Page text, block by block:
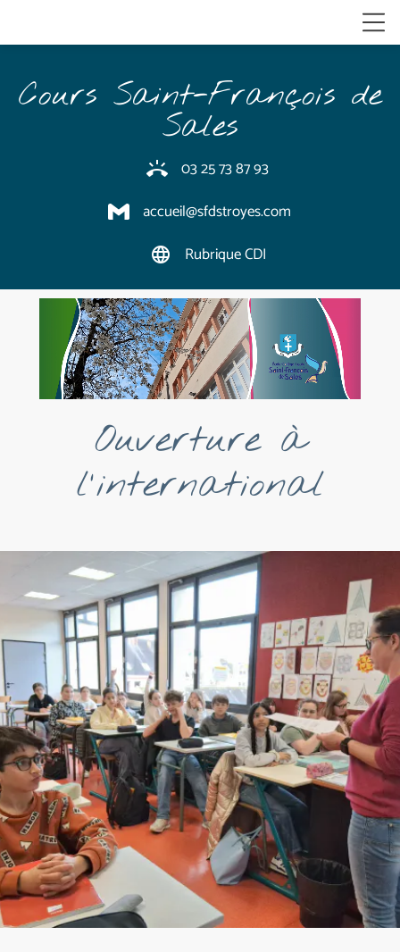
Cours Saint-François de
Sales
ring_volume
03 25 73 87 93
accueil@sfdstroyes.com
language Rubrique CDI
Ouverture à
l'international